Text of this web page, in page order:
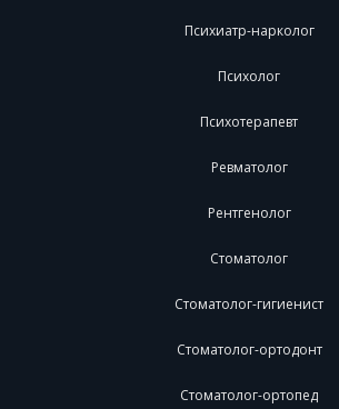
Психиатр-нарколог
Психолог
Психотерапевт
Ревматолог
Рентгенолог
Стоматолог
Стоматолог-гигиенист
Стоматолог-ортодонт
Стоматолог-ортопед